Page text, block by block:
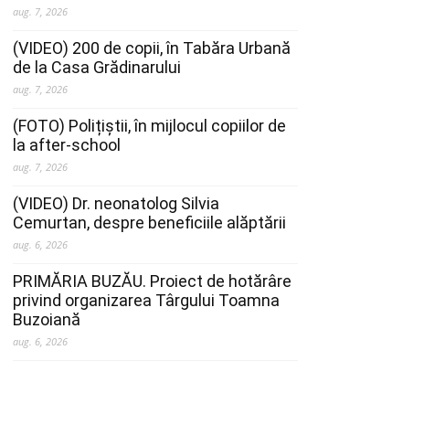
aug. 7, 2026
(VIDEO) 200 de copii, în Tabăra Urbană
de la Casa Grădinarului
aug. 7, 2026
(FOTO) Polițiștii, în mijlocul copiilor de
la after-school
aug. 7, 2026
(VIDEO) Dr. neonatolog Silvia
Cemurtan, despre beneficiile alăptării
aug. 6, 2026
PRIMĂRIA BUZĂU. Proiect de hotărâre
privind organizarea Târgului Toamna
Buzoiană
aug. 6, 2026